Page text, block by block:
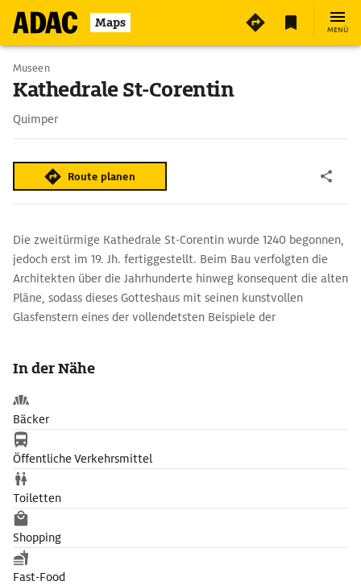
Maps MENÜ
Museen
Kathedrale St-Corentin
Quimper
Route planen
Die zweitürmige Kathedrale St-Corentin wurde 1240 begonnen,
jedoch erst im 19. Jh. fertiggestellt. Beim Bau verfolgten die
Architekten über die Jahrhunderte hinweg konsequent die alten
Pläne, sodass dieses Gotteshaus mit seinen kunstvollen
Glasfenstern eines der vollendetsten Beispiele der
sich an der Westfassade der Kathedrale zwischen den beiden
Türmen. Quimper war die Hauptstadt des Monarchen, der im 6.
Jh. den ersten Bischof der Stadt bestellte.
In der Nähe
Bäcker
Öffentliche Verkehrsmittel
Toiletten
Shopping
Fast-Food